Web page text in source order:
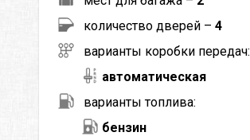
количество дверей – 4
варианты коробки передач:
автоматическая
варианты топлива:
бензин